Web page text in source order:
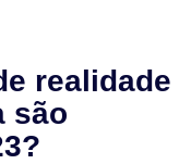
realidade
são